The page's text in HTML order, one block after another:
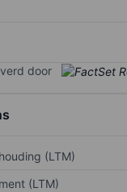
door
(LTM)
(LTM)